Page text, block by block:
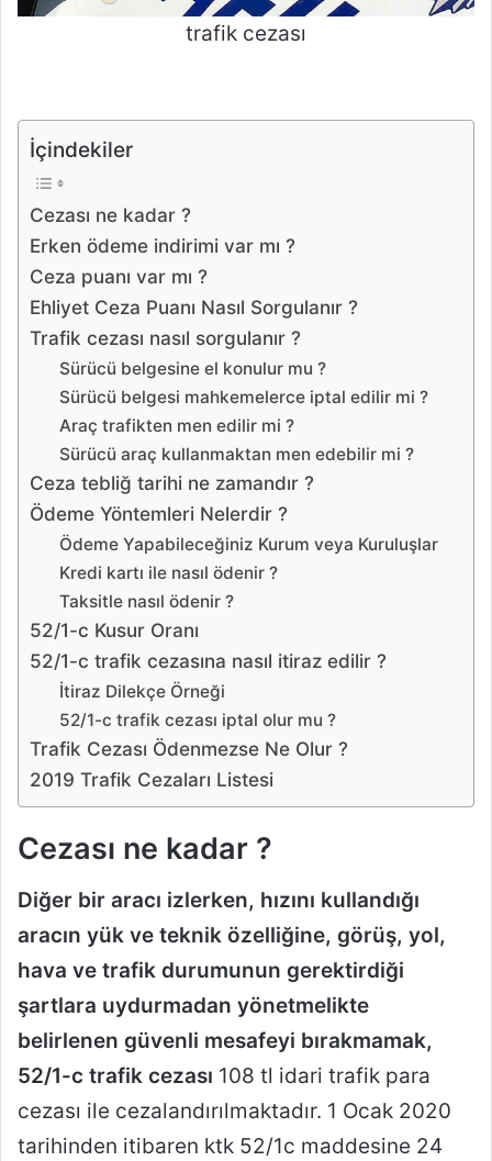
trafik cezası
İçindekiler
Cezası ne kadar ?
Erken ödeme indirimi var mı ?
Ceza puanı var mı ?
Ehliyet Ceza Puanı Nasıl Sorgulanır ?
Trafik cezası nasıl sorgulanır ?
Sürücü belgesine el konulur mu ?
Sürücü belgesi mahkemelerce iptal edilir mi ?
Araç trafikten men edilir mi ?
Sürücü araç kullanmaktan men edebilir mi ?
Ceza tebliğ tarihi ne zamandır ?
Ödeme Yöntemleri Nelerdir ?
Ödeme Yapabileceğiniz Kurum veya Kuruluşlar
Kredi kartı ile nasıl ödenir ?
Taksitle nasıl ödenir ?
52/1-c Kusur Oranı
52/1-c trafik cezasına nasıl itiraz edilir ?
İtiraz Dilekçe Örneği
52/1-c trafik cezası iptal olur mu ?
Trafik Cezası Ödenmezse Ne Olur ?
2019 Trafik Cezaları Listesi
Cezası ne kadar ?
Diğer bir aracı izlerken, hızını kullandığı
aracın yük ve teknik özelliğine, görüş, yol,
hava ve trafik durumunun gerektirdiği
şartlara uydurmadan yönetmelikte
belirlenen güvenli mesafeyi bırakmamak,
52/1-c trafik cezası 108 tl idari trafik para
cezası ile cezalandırılmaktadır. 1 Ocak 2020
tarihinden itibaren ktk 52/1c maddesine 24